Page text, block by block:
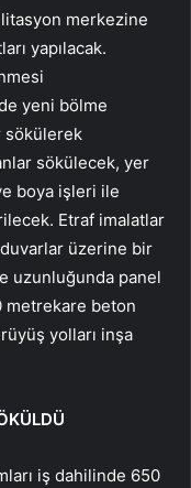
merkezine
yapılacak.
yeni bölme
sökülerek
sökülecek, yer
boya işleri ile
Etraf imalatlar
üzerine bir
uzunluğunda panel
metrekare beton
yolları inşa
iş dahilinde 650